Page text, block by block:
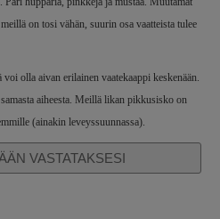
on tosi vähän, suurin osa vaatteista tulee
olla aivan erilainen vaatekaappi keskenään.
aiheesta. Meillä likan pikkusisko on
(ainakin leveyssuunnassa).
VASTATAKSESI